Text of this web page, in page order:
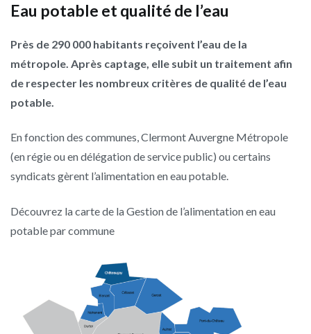
Eau potable et qualité de l’eau
Près de 290 000 habitants reçoivent l’eau de la
métropole. Après captage, elle subit un traitement afin
de respecter les nombreux critères de qualité de l’eau
potable.
En fonction des communes, Clermont Auvergne Métropole
(en régie ou en délégation de service public) ou certains
syndicats gèrent l’alimentation en eau potable.
Découvrez la carte de la Gestion de l’alimentation en eau
potable par commune